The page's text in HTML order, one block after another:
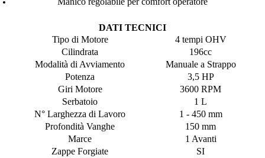
DATI TECNICI
Tipo di Motore
4 tempi OHV
Cilindrata
196cc
Modalità di Avviamento
Manuale a Strappo
Potenza
3,5 HP
Giri Motore
3600 RPM
Serbatoio
1 L
N° Larghezza di Lavoro
1 - 450 mm
Profondità Vanghe
150 mm
Marce
1 Avanti
Zappe Forgiate
SI